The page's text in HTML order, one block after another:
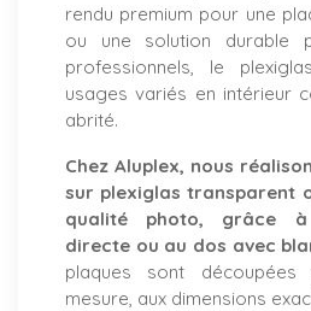
rendu premium pour une
ou une solution durable
professionnels, le
usages variés en intérieur
abrité.
Chez Aluplex, nous
sur plexiglas transparent
qualité photo, grâce à
directe ou au dos avec
plaques sont
mesure, aux dimensions